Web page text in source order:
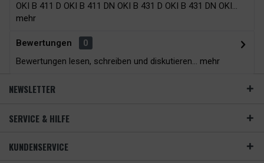
OKI B 411 D OKI B 411 DN OKI B 431 D OKI B 431 DN OKI...
mehr
Bewertungen
0
Bewertungen lesen, schreiben und diskutieren... mehr
NEWSLETTER
SERVICE & HILFE
KUNDENSERVICE